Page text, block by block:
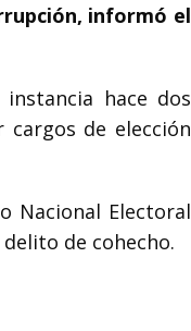
informó el
hace dos
de elección
Nacional Electoral
de cohecho.